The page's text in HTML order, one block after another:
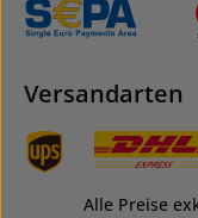
Versandarten
Alle Preise